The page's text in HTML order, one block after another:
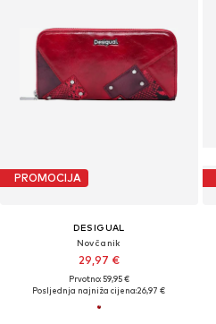
PROMOCIJA
DESIGUAL
Novčanik
29,97 €
Prvotno: 59,95 €
Posljednja najniža cijena:26,97 €